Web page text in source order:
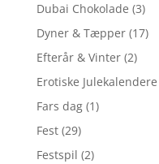
Dubai Chokolade (3)
Dyner & Tæpper (17)
Efterår & Vinter (2)
Erotiske Julekalendere
Fars dag (1)
Fest (29)
Festspil (2)